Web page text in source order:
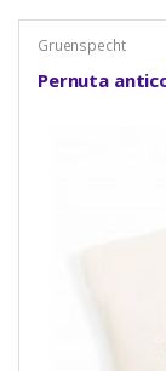
Gruenspecht
Pernuta